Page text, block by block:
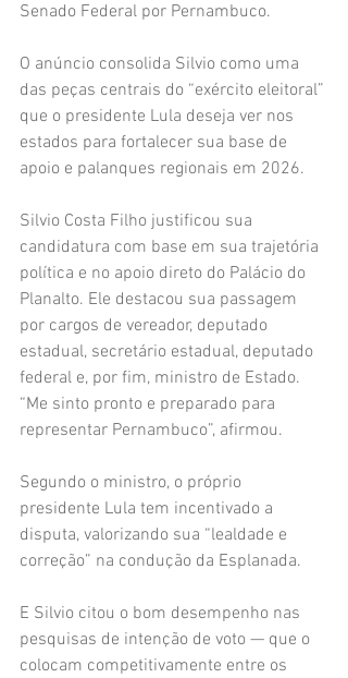
Senado Federal por Pernambuco.
O anúncio consolida Silvio como uma
das peças centrais do “exército eleitoral”
que o presidente Lula deseja ver nos
estados para fortalecer sua base de
apoio e palanques regionais em 2026.
Silvio Costa Filho justificou sua
candidatura com base em sua trajetória
política e no apoio direto do Palácio do
Planalto. Ele destacou sua passagem
por cargos de vereador, deputado
estadual, secretário estadual, deputado
federal e, por fim, ministro de Estado.
“Me sinto pronto e preparado para
representar Pernambuco”, afirmou.
Segundo o ministro, o próprio
presidente Lula tem incentivado a
disputa, valorizando sua “lealdade e
correção” na condução da Esplanada.
E Silvio citou o bom desempenho nas
pesquisas de intenção de voto — que o
colocam competitivamente entre os